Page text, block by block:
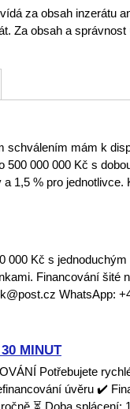
za obsah inzerátu
Za obsah a
schválením mám k
500 000 000 Kč s
1,5 % pro jednotlivce.
000 Kč s
Financování šité
WhatsApp:
MINUT
Potřebujete
úvěru ✔️
⏳ Doba splácení: